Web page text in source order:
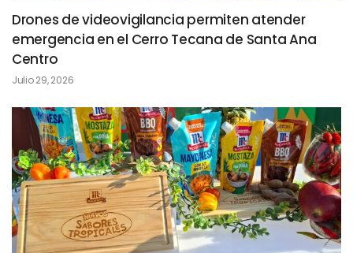
Drones de videovigilancia permiten atender
emergencia en el Cerro Tecana de Santa Ana
Centro
Julio 29, 2026